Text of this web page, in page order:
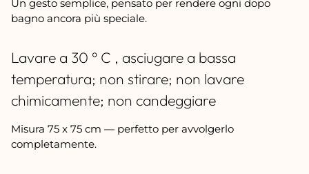
Un gesto semplice, pensato per rendere ogni dopo
bagno ancora più speciale.
Lavare a 30 ° C , asciugare a bassa
temperatura; non stirare; non lavare
chimicamente; non candeggiare
Misura 75 x 75 cm — perfetto per avvolgerlo
completamente.